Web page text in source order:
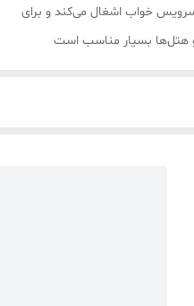
خواب اشغال می‌کند و برای
و هتل‌ها بسیار مناسب است